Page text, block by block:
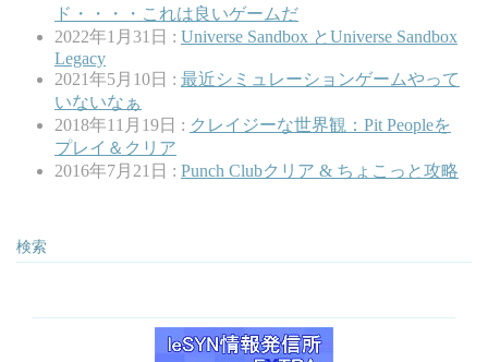
ド・・・・これは良いゲームだ
2022年1月31日 : Universe Sandbox とUniverse Sandbox
Legacy
2021年5月10日 : 最近シミュレーションゲームやって
いないなぁ
2018年11月19日 : クレイジーな世界観：Pit Peopleを
プレイ＆クリア
2016年7月21日 : Punch Clubクリア & ちょこっと攻略
検索